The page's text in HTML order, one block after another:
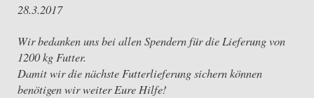
28.3.2017
Wir bedanken uns bei allen Spendern für die Lieferung von
1200 kg Futter.
Damit wir die nächste Futterlieferung sichern können
benötigen wir weiter Eure Hilfe!